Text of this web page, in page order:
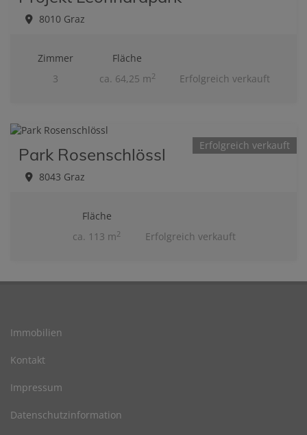
8010 Graz
Zimmer
3
Fläche
ca. 64,25 m2 Erfolgreich verkauft
Erfolgreich verkauft
Park Rosenschlössl
8043 Graz
Fläche
ca. 113 m2 Erfolgreich verkauft
Immobilien
Kontakt
Impressum
Datenschutzinformation